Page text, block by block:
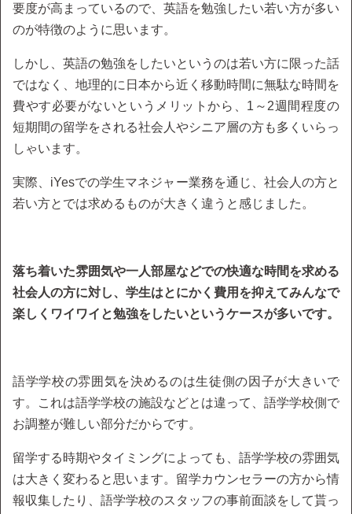
要度が高まっているので、英語を勉強したい若い方が多い
のが特徴のように思います。
しかし、英語の勉強をしたいというのは若い方に限った話
ではなく、地理的に日本から近く移動時間に無駄な時間を
費やす必要がないというメリットから、1～2週間程度の
短期間の留学をされる社会人やシニア層の方も多くいらっ
しゃいます。
実際、iYesでの学生マネジャー業務を通じ、社会人の方と
若い方とでは求めるものが大きく違うと感じました。
落ち着いた雰囲気や一人部屋などでの快適な時間を求める
社会人の方に対し、学生はとにかく費用を抑えてみんなで
楽しくワイワイと勉強をしたいというケースが多いです。
語学学校の雰囲気を決めるのは生徒側の因子が大きいで
す。これは語学学校の施設などとは違って、語学学校側で
お調整が難しい部分だからです。
留学する時期やタイミングによっても、語学学校の雰囲気
は大きく変わると思います。留学カウンセラーの方から情
報収集したり、語学学校のスタッフの事前面談をして貰っ